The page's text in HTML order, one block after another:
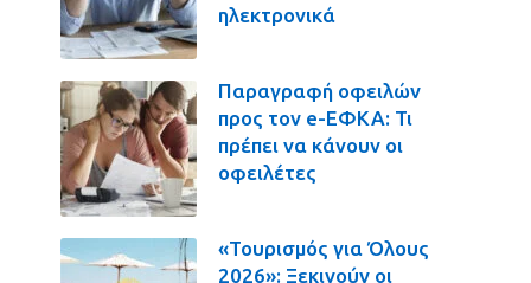
ηλεκτρονικά
Παραγραφή οφειλών
προς τον e-ΕΦΚΑ: Τι
πρέπει να κάνουν οι
οφειλέτες
«Τουρισμός για Όλους
2026»: Ξεκινούν οι